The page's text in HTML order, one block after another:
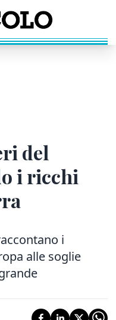
del
i ricchi
i
alle soglie